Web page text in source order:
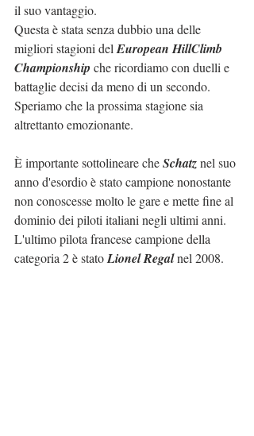
il suo vantaggio.
Questa è stata senza dubbio una delle
migliori stagioni del European HillClimb
Championship che ricordiamo con duelli e
battaglie decisi da meno di un secondo.
Speriamo che la prossima stagione sia
altrettanto emozionante.
È importante sottolineare che Schatz nel suo
anno d'esordio è stato campione nonostante
non conoscesse molto le gare e mette fine al
dominio dei piloti italiani negli ultimi anni.
L'ultimo pilota francese campione della
categoria 2 è stato Lionel Regal nel 2008.